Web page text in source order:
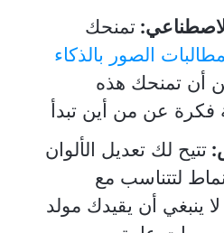
تمنحك
الصور بالذكاء
أن تمنحك هذه
فكرة عن من أين تبدأ
تتيح لك تعديل الألوان
لتتناسب مع
لا ينبغي أن يقيدك مولد